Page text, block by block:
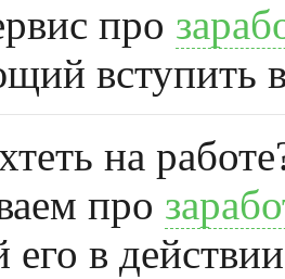
про
вступить
на
про
его в